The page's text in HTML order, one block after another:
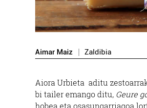
Aimar Maiz Zaldibia
Aiora Urbieta aditu
bi tailer emango ditu, Geure
hobea eta osasungarriagoa